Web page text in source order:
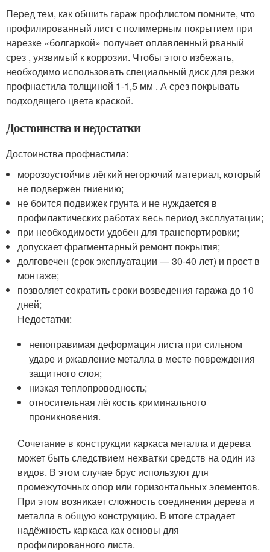
Перед тем, как обшить гараж профлистом помните, что
профилированный лист с полимерным покрытием при
нарезке «болгаркой» получает оплавленный рваный
срез , уязвимый к коррозии. Чтобы этого избежать,
необходимо использовать специальный диск для резки
профнастила толщиной 1-1,5 мм . А срез покрывать
подходящего цвета краской.
Достоинства и недостатки
Достоинства профнастила:
морозоустойчив лёгкий негорючий материал, который
не подвержен гниению;
не боится подвижек грунта и не нуждается в
профилактических работах весь период эксплуатации;
при необходимости удобен для транспортировки;
допускает фрагментарный ремонт покрытия;
долговечен (срок эксплуатации — 30-40 лет) и прост в
монтаже;
позволяет сократить сроки возведения гаража до 10
дней;
Недостатки:
непоправимая деформация листа при сильном
ударе и ржавление металла в месте повреждения
защитного слоя;
низкая теплопроводность;
относительная лёгкость криминального
проникновения.
Сочетание в конструкции каркаса металла и дерева
может быть следствием нехватки средств на один из
видов. В этом случае брус используют для
промежуточных опор или горизонтальных элементов.
При этом возникает сложность соединения дерева и
металла в общую конструкцию. В итоге страдает
надёжность каркаса как основы для
профилированного листа.